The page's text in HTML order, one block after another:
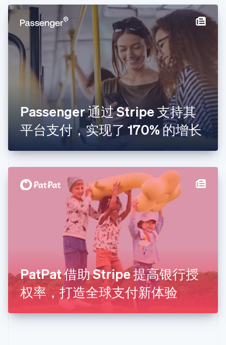
Passenger 通过 Stripe 支持其
平台支付，实现了 170% 的增长
PatPat 借助 Stripe 提高银行授
权率，打造全球支付新体验
丹麦
English
德国
English
English
芬兰
English Svenska
荷兰
Nederlands
加拿大
Français
捷克
克罗地亚
English
立陶宛
列支敦士登
English
DeutschEnglish
马尔他
English
马来西亚
简体中文
美国